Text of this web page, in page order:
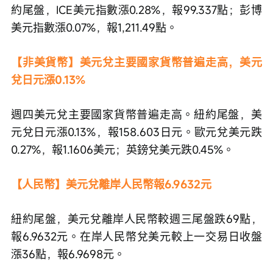
約尾盤，ICE美元指數漲0.28%，報99.337點；彭博
美元指數漲0.07%，報1,211.49點。
【非美貨幣】美元兌主要國家貨幣普遍走高，美元
兌日元漲0.13%
週四美元兌主要國家貨幣普遍走高。紐約尾盤，美
元兌日元漲0.13%，報158.603日元。歐元兌美元跌
0.27%，報1.1606美元；英鎊兌美元跌0.45%。
【人民幣】美元兌離岸人民幣報6.9632元
紐約尾盤，美元兌離岸人民幣較週三尾盤跌69點，
報6.9632元。在岸人民幣兌美元較上一交易日收盤
漲36點，報6.9698元。